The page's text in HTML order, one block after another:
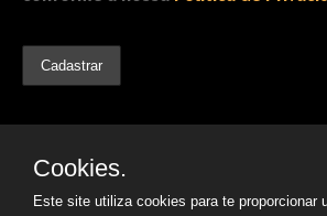
Cookies.
Este site utiliza cookies para te proporcionar